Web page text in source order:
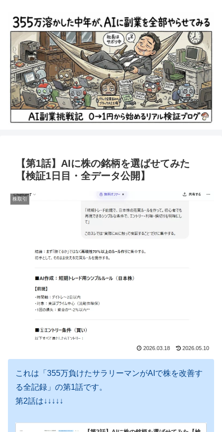
【第1話】AIに株の銘柄を選ばせてみた
【検証1日目・全データ公開】
株取引
2026.03.18 2026.05.10
これは「355万負けたサラリーマンがAIで株を改善す
る全記録」の第1話です。
第2話は↓↓↓↓↓